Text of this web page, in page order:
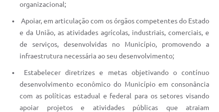
organizacional;
Apoiar, em articulação com os órgãos competentes do Estado
e da União, as atividades agrícolas, industriais, comerciais, e
de serviços, desenvolvidas no Município, promovendo a
infraestrutura necessária ao seu desenvolvimento;
Estabelecer diretrizes e metas objetivando o contínuo
desenvolvimento econômico do Município em consonância
com as políticas estadual e federal para os setores visando
apoiar projetos e atividades públicas que atraiam